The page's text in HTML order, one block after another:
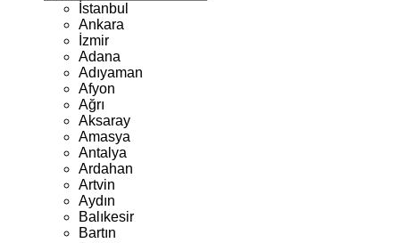
İstanbul
Ankara
İzmir
Adana
Adıyaman
Afyon
Ağrı
Aksaray
Amasya
Antalya
Ardahan
Artvin
Aydın
Balıkesir
Bartın